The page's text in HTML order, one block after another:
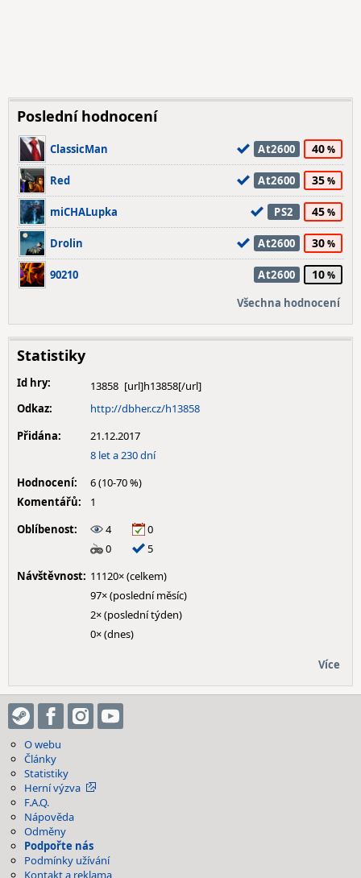
Poslední hodnocení
ClassicMan At2600 40
Red At2600 35
miCHALupka PS2 45
Drolin At2600 30
90210 At2600 10
Všechna hodnocení
Statistiky
Id hry:
13858
Odkaz:
http://dbher.cz/h13858
Přidána:
21.12.2017
8 let a 230 dní
Hodnocení:
6 (10-70 %)
Komentářů:
1
Oblíbenost:
4
0
0
5
Návštěvnost: 11120× (celkem)
97× (poslední měsíc)
2× (poslední týden)
0× (dnes)
Více
O webu
Články
Statistiky
Herní výzva
F.A.Q.
Nápověda
Odměny
Podpořte nás
Podmínky užívání
Kontakt a reklama